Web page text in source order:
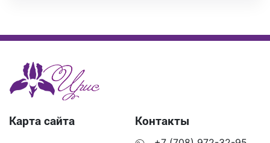
Карта сайта Контакты